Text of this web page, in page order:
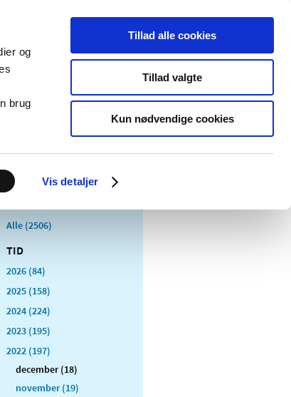
og
brug
Vis detaljer
Tillad alle cookies
Tillad valgte
Kun nødvendige cookies
Særlige
produktområder
Alle (2506)
TID
2026 (84)
2025 (158)
2024 (224)
2023 (195)
2022 (197)
december (18)
november (19)